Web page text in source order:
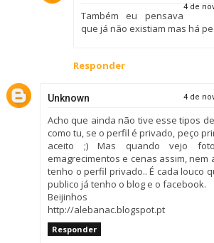
4 de
Também eu pensava
que já não existiam mas há
Responder
Unknown 4 de
Acho que ainda não tive esse tipos
como tu, se o perfil é privado, peço
aceito ;) Mas quando vejo
emagrecimentos e cenas assim, nem
tenho o perfil privado.. É cada louco
publico já tenho o blog e o facebook.
Beijinhos
http://alebanac.blogspot.pt
Responder